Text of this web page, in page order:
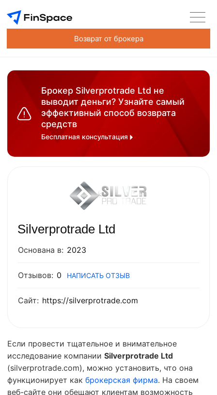
Возврат от брокера
Брокер Silverprotrade Ltd не
выводит деньги? Узнайте самый
эффективный способ возврата
средств
Бесплатная консультация
Silverprotrade Ltd
Основана в: 2023
Отзывов: 0 НАПИСАТЬ ОТЗЫВ
Сайт: https://silverprotrade.com
Если провести тщательное и внимательное
исследование компании Silverprotrade Ltd
(silverprotrade.com), можно установить, что она
функционирует как брокерская фирма. На своем
веб-сайте они обещают клиентам возможность